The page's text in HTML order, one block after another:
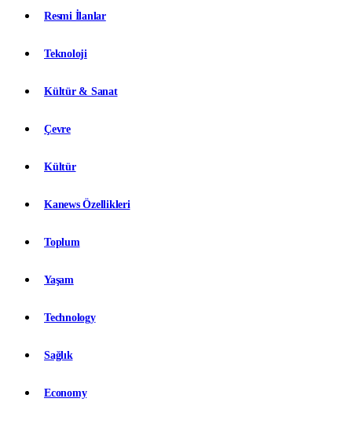
Resmi İlanlar
Teknoloji
Kültür & Sanat
Çevre
Kültür
Kanews Özellikleri
Toplum
Yaşam
Technology
Sağlık
Economy